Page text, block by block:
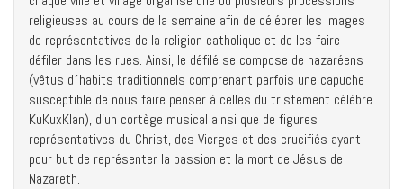
religieuses au cours de la semaine afin de célébrer les images
de représentatives de la religion catholique et de les faire
défiler dans les rues. Ainsi, le défilé se compose de nazaréens
(vêtus d´habits traditionnels comprenant parfois une capuche
susceptible de nous faire penser à celles du tristement célèbre
KuKuxKlan), d’un cortège musical ainsi que de figures
représentatives du Christ, des Vierges et des crucifiés ayant
pour but de représenter la passion et la mort de Jésus de
Nazareth.